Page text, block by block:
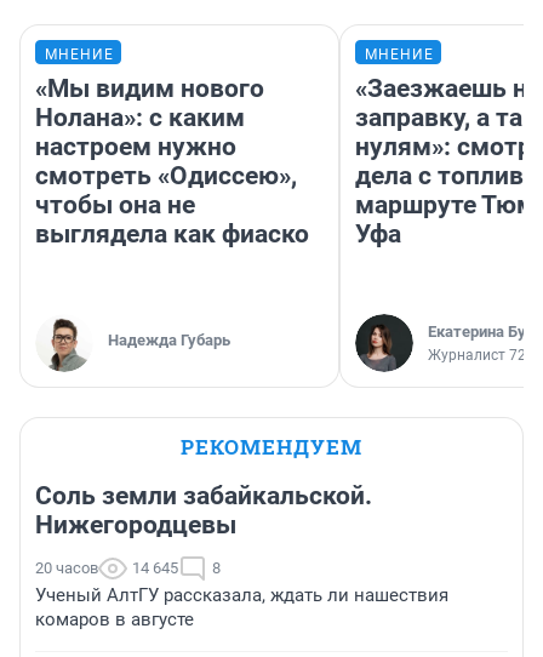
МНЕНИЕ
«Мы видим нового
Нолана»: с каким
настроем нужно
смотреть «Одиссею»,
чтобы она не
выглядела как фиаско
Надежда Губарь
МНЕНИЕ
«Заезжаешь на
заправку, а
нулям»:
дела с
маршруте
Уфа
Екатерина
Журналист
РЕКОМЕНДУЕМ
Соль земли забайкальской.
Нижегородцевы
20 часов 14 645 8
Ученый АлтГУ рассказала, ждать ли нашествия
комаров в августе